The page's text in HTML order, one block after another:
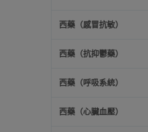
西藥（感冒抗敏）
西藥（抗抑鬱藥）
西藥（呼吸系統）
西藥（心臟血壓）